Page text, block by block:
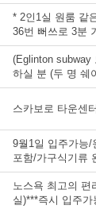
* 2인1실 원룸 같
36번 뻐쓰로 3분
( Eglinton
하실 분 (두 명 쉐
스카보로 타운센
9월1일 입주가능/
포함/가구식기류
노스욕 최고의 편
실)***즉시 입주가